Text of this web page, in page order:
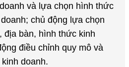
và lựa chọn hình thức
chủ động lựa chọn
địa bàn, hình thức kinh
điều chỉnh quy mô và
doanh.